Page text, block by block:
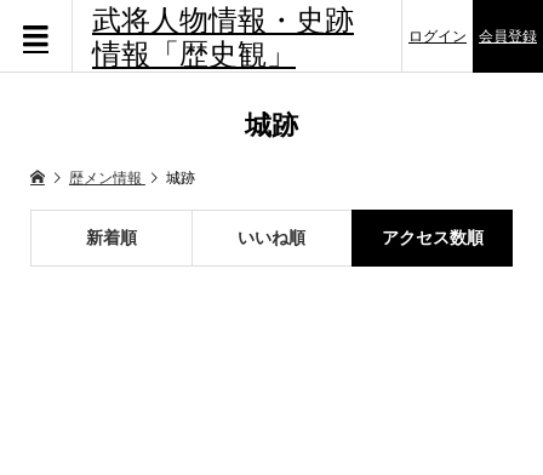
武将人物情報・史跡
情報「歴史観」
ログイン 会員登録
城跡
歴メン情報 城跡
新着順 いいね順 アクセス数順